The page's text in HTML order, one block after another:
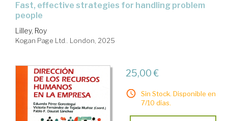
fast, effective strategies for handling problem
people
Lilley, Roy
Kogan Page Ltd.. London, 2025
25,00 €
Sin Stock. Disponible en
7/10 días.